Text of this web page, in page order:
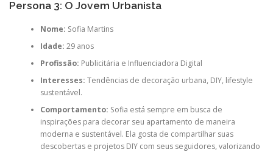
Persona 3: O Jovem Urbanista
Nome: Sofia Martins
Idade: 29 anos
Profissão: Publicitária e Influenciadora Digital
Interesses: Tendências de decoração urbana, DIY, lifestyle
sustentável.
Comportamento: Sofia está sempre em busca de
inspirações para decorar seu apartamento de maneira
moderna e sustentável. Ela gosta de compartilhar suas
descobertas e projetos DIY com seus seguidores, valorizando